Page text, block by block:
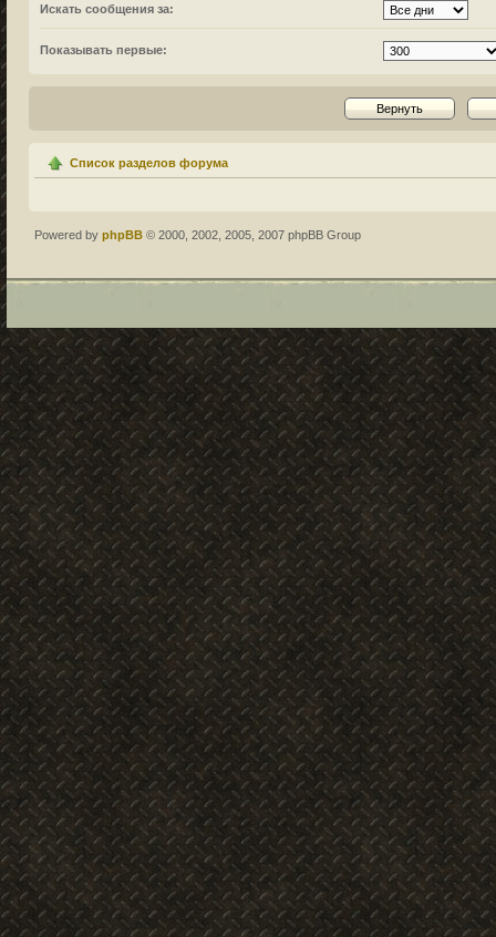
Искать сообщения за:
Показывать первые:
Список разделов форума
Powered by phpBB © 2000, 2002, 2005, 2007 phpBB Group